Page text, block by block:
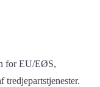
for EU/EØS,